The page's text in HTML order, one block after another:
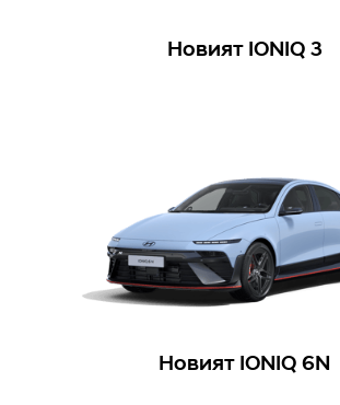
Новият IONIQ 3
Новият IONIQ 6N